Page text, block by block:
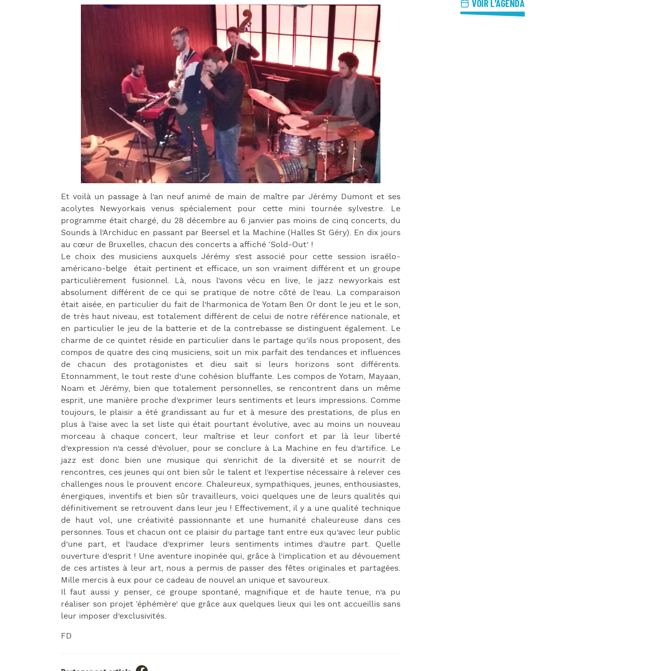
Jazz Nights
Et voilà un passage à l’an neuf animé de main de maître par Jérémy Dumont et ses
acolytes Newyorkais venus spécialement pour cette mini tournée sylvestre. Le
programme était chargé, du 28 décembre au 6 janvier pas moins de cinq concerts, du
Sounds à l’Archiduc en passant par Beersel et la Machine (Halles St Géry). En dix jours
au cœur de Bruxelles, chacun des concerts a affiché ‘Sold-Out’ !
Le choix des musiciens auxquels Jérémy s’est associé pour cette session israélo-
américano-belge était pertinent et efficace, un son vraiment différent et un groupe
particulièrement fusionnel. Là, nous l’avons vécu en live, le jazz newyorkais est
absolument différent de ce qui se pratique de notre côté de l’eau. La comparaison
était aisée, en particulier du fait de l’harmonica de Yotam Ben Or dont le jeu et le son,
de très haut niveau, est totalement différent de celui de notre référence nationale, et
en particulier le jeu de la batterie et de la contrebasse se distinguent également. Le
charme de ce quintet réside en particulier dans le partage qu’ils nous proposent, des
compos de quatre des cinq musiciens, soit un mix parfait des tendances et influences
de chacun des protagonistes et dieu sait si leurs horizons sont différents.
Etonnamment, le tout reste d’une cohésion bluffante. Les compos de Yotam, Mayaan,
Noam et Jérémy, bien que totalement personnelles, se rencontrent dans un même
esprit, une manière proche d’exprimer leurs sentiments et leurs impressions. Comme
toujours, le plaisir a été grandissant au fur et à mesure des prestations, de plus en
plus à l’aise avec la set liste qui était pourtant évolutive, avec au moins un nouveau
morceau à chaque concert, leur maîtrise et leur confort et par là leur liberté
d’expression n’a cessé d’évoluer, pour se conclure à La Machine en feu d’artifice. Le
jazz est donc bien une musique qui s’enrichit de la diversité et se nourrit de
rencontres, ces jeunes qui ont bien sûr le talent et l’expertise nécessaire à relever ces
challenges nous le prouvent encore. Chaleureux, sympathiques, jeunes, enthousiastes,
énergiques, inventifs et bien sûr travailleurs, voici quelques une de leurs qualités qui
définitivement se retrouvent dans leur jeu ! Effectivement, il y a une qualité technique
de haut vol, une créativité passionnante et une humanité chaleureuse dans ces
personnes. Tous et chacun ont ce plaisir du partage tant entre eux qu’avec leur public
d’une part, et l’audace d’exprimer leurs sentiments intimes d’autre part. Quelle
ouverture d’esprit ! Une aventure inopinée qui, grâce à l’implication et au dévouement
de ces artistes à leur art, nous a permis de passer des fêtes originales et partagées.
Mille mercis à eux pour ce cadeau de nouvel an unique et savoureux.
Il faut aussi y penser, ce groupe spontané, magnifique et de haute tenue, n’a pu
réaliser son projet ‘éphémère’ que grâce aux quelques lieux qui les ont accueillis sans
leur imposer d’exclusivités.
FD
VOIR L'AGENDA